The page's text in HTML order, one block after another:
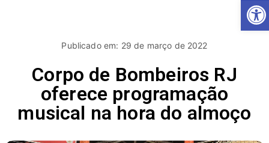
Publicado em: 29 de março de 2022
Corpo de Bombeiros RJ
oferece programação
musical na hora do almoço